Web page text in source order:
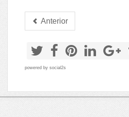
Anterior
powered by social2s